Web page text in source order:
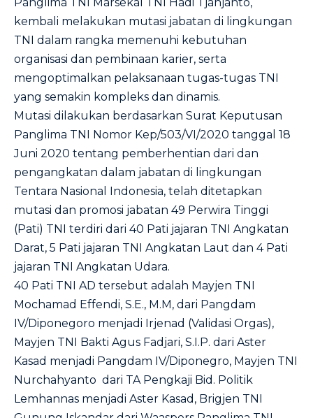
kembali melakukan mutasi jabatan di lingkungan
TNI dalam rangka memenuhi kebutuhan
organisasi dan pembinaan karier, serta
mengoptimalkan pelaksanaan tugas-tugas TNI
yang semakin kompleks dan dinamis.
Mutasi dilakukan berdasarkan Surat Keputusan
Panglima TNI Nomor Kep/503/VI/2020 tanggal 18
Juni 2020 tentang pemberhentian dari dan
pengangkatan dalam jabatan di lingkungan
Tentara Nasional Indonesia, telah ditetapkan
mutasi dan promosi jabatan 49 Perwira Tinggi
(Pati) TNI terdiri dari 40 Pati jajaran TNI Angkatan
Darat, 5 Pati jajaran TNI Angkatan Laut dan 4 Pati
jajaran TNI Angkatan Udara.
40 Pati TNI AD tersebut adalah Mayjen TNI
Mochamad Effendi, S.E., M.M, dari Pangdam
IV/Diponegoro menjadi Irjenad (Validasi Orgas),
Mayjen TNI Bakti Agus Fadjari, S.I.P. dari Aster
Kasad menjadi Pangdam IV/Diponegro, Mayjen TNI
Nurchahyanto dari TA Pengkaji Bid. Politik
Lemhannas menjadi Aster Kasad, Brigjen TNI